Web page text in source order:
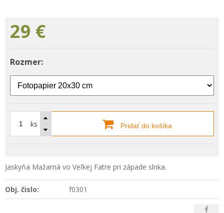
29 €
Rozmer:
ks Pridať do košíka
Jaskyňa Mažarná vo Veľkej Fatre pri západe slnka.
Obj. čislo: f0301